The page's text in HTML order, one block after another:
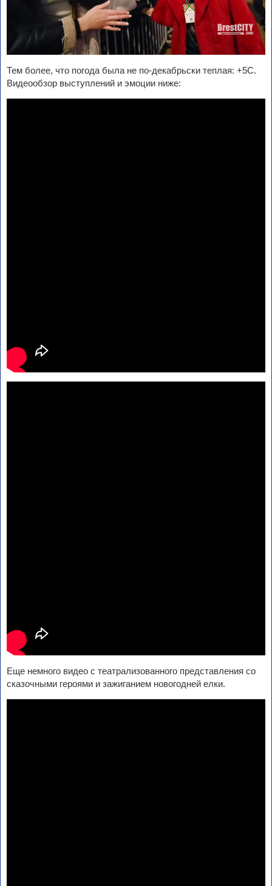
Тем более, что погода была не по-декабрьски теплая: +5С.
Видеообзор выступлений и эмоции ниже:
Еще немного видео с театрализованного представления со
сказочными героями и зажиганием новогодней елки.